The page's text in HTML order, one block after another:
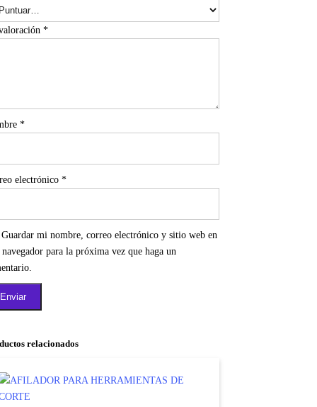
*
*
electrónico *
Guardar mi nombre, correo electrónico y sitio web en
navegador para la próxima vez que haga un
relacionados